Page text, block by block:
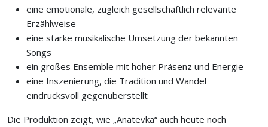
eine emotionale, zugleich gesellschaftlich relevante
Erzählweise
eine starke musikalische Umsetzung der bekannten
Songs
ein großes Ensemble mit hoher Präsenz und Energie
eine Inszenierung, die Tradition und Wandel
eindrucksvoll gegenüberstellt
Die Produktion zeigt, wie „Anatevka“ auch heute noch